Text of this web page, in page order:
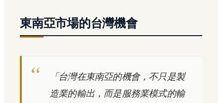
東南亞市場的台灣機會
「台灣在東南亞的機會，不只是製
造業的輸出，而是服務業模式的輸